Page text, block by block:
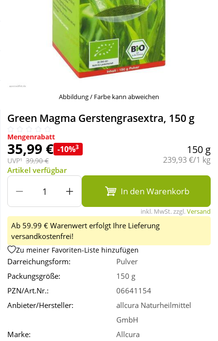
Täglich gut versorgt
Körperpflege & Kosmetik
Nahrungsergänzung
Natur & Homöopathie
Sanitätshaus
Wellness
Abbildung / Farbe kann abweichen
Green Magma Gerstengrasextra, 150 g
Mengenrabatt
35,99 € -10%3
UVP¹ 39,90 €
150 g
Grundpreis:
239,93 €/1 kg
Artikel verfügbar
In den Warenkorb
inkl. MwSt. zzgl.Versand
Ab 59.99 € Warenwert erfolgt Ihre Lieferung
versandkostenfrei!
Zu meiner Favoriten-Liste hinzufügen
Darreichungsform:
Pulver
Packungsgröße:
150 g
PZN/Art.Nr.:
06641154
Anbieter/Hersteller:
allcura Naturheilmittel
GmbH
Marke:
Allcura